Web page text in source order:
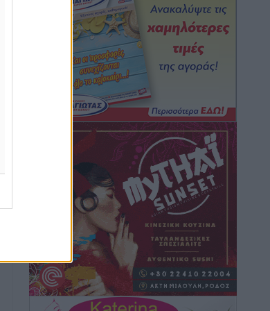
Τοπικές Ειδήσεις• πριν 3 ώρες
Iατρικός Σύλλογος Ροδου προς Α.
Γεωργιάδη: Στρατηγικές Προτάσεις για
την Ενίσχυση της Δημόσιας Υγείας στη
Νησιωτική Ελλάδα και στα
Νοσοκομεία της Γ΄ Ζώνης
Τοπικές Ειδήσεις• πριν 3 ώρες
Πάνθηρες: Ξεκίνησαν αισιόδοξοι για
την παρθενική “πτήση” τους
Αθλητικά• πριν 3 ώρες
Άρης Αρχαγγέλου: Στο πλευρό του
άτυχου Ιάκωβου Θωμά
Αθλητικά• πριν 3 ώρες